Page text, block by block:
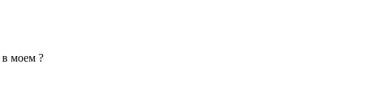
в моем ?